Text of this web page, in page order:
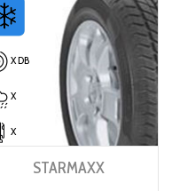
X DB
X
X
STARMAXX